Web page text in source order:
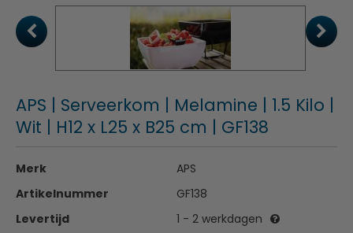
APS | Serveerkom | Melamine | 1.5 Kilo |
Wit | H12 x L25 x B25 cm | GF138
Merk
APS
Artikelnummer
GF138
Levertijd
1 - 2 werkdagen